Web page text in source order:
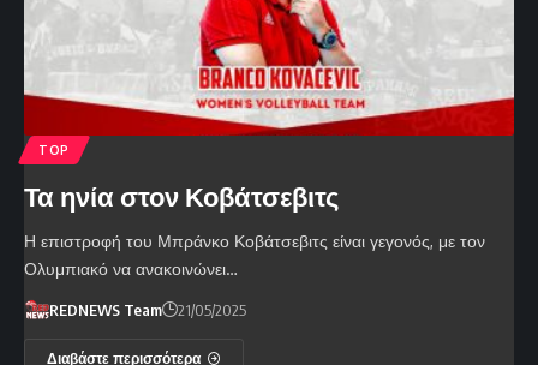
TOP
Τα ηνία στον Κοβάτσεβιτς
Η επιστροφή του Μπράνκο Κοβάτσεβιτς είναι γεγονός, με τον
Ολυμπιακό να ανακοινώνει…
REDNEWS Team 21/05/2025
Διαβάστε περισσότερα